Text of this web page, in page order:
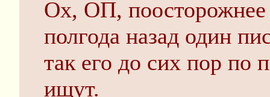
Ох, ОП, поосторожнее
полгода назад один
так его до сих пор по
ищут.